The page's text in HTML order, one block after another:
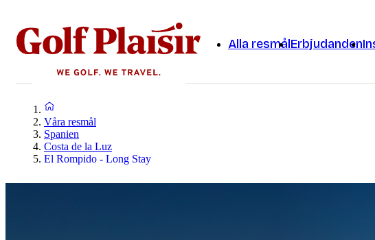
Alla resmålErbjudanden
Våra resmål
Spanien
Costa de la Luz
El Rompido - Long Stay